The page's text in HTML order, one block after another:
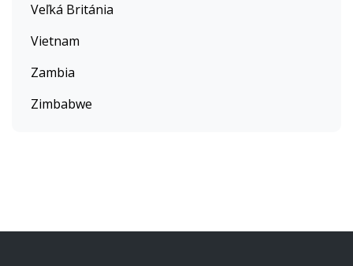
Veľká Británia
Vietnam
Zambia
Zimbabwe